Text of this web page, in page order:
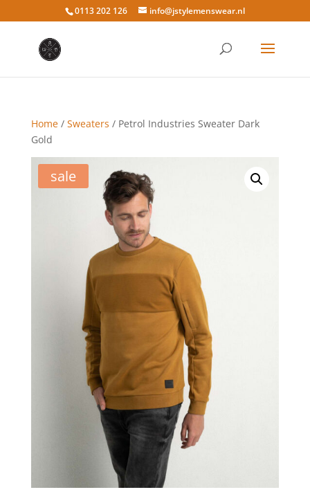
0113 202 126 info@jstylemenswear.nl
Home/ Sweaters / Petrol Industries Sweater Dark
Gold
sale